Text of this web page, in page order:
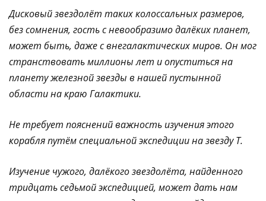
Дисковый звездолёт таких колоссальных размеров,
без сомнения, гость с невообразимо далёких планет,
может быть, даже с внегалактических миров. Он мог
странствовать миллионы лет и опуститься на
планету железной звезды в нашей пустынной
области на краю Галактики.
Не требует пояснений важность изучения этого
корабля путём специальной экспедиции на звезду Т.
Изучение чужого, далёкого звездолёта, найденного
тридцать седьмой экспедицией, может дать нам